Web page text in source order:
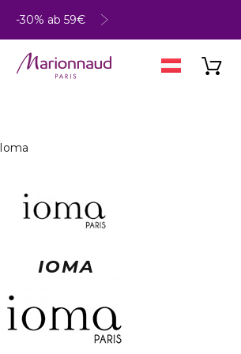
-30% ab 59€
Ioma
IOMA